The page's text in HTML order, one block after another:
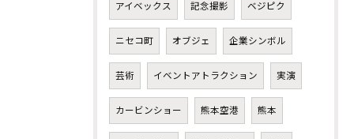
アイベックス 記念撮影 ベジピク
ニセコ町 オブジェ 企業シンボル
芸術 イベントアトラクション 実演
カービンショー 熊本空港 熊本